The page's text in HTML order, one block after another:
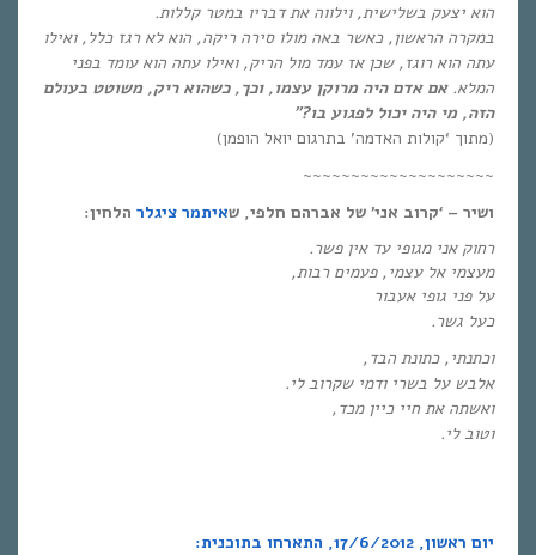
הוא יצעק בשלישית, וילווה את דבריו במטר קללות.
במקרה הראשון, כאשר באה מולו סירה ריקה, הוא לא רגז כלל, ואילו
עתה הוא רוגז, שכן אז עמד מול הריק, ואילו עתה הוא עומד בפני
המלא.אם אדם היה מרוקן עצמו, וכך, כשהוא ריק, משוטט בעולם
הזה, מי היה יכול לפגוע בו?
”
(מתוך ‘קולות האדמה’ בתרגום יואל הופמן)
~~~~~~~~~~~~~~~~~~~~
ושיר – ‘קרוב אני’ של אברהם חלפי, שאיתמר ציגלר הלחין:
רחוק אני מגופי עד אין פשר.
מעצמי אל עצמי, פעמים רבות,
על פני גופי אעבור
כעל גשר.
וכתנתי, כתונת הבד,
אלבש על בשרי ודמי שקרוב לי.
ואשתה את חיי כיין מכד,
וטוב לי.
יום ראשון, 17/6/2012, התארחו בתוכנית: